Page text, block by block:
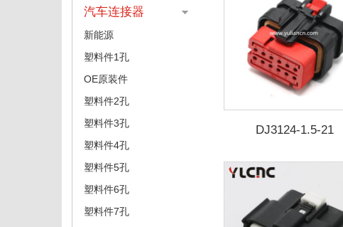
汽车连接器
新能源
塑料件1孔
OE原装件
塑料件2孔
塑料件3孔
塑料件4孔
塑料件5孔
塑料件6孔
塑料件7孔
DJ3124-1.5-21